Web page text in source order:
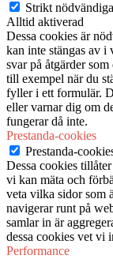
Strikt
Alltid aktiverad
Dessa cookies är
kan inte stängas av i
svar på åtgärder
till exempel när du
fyller i ett formulär.
eller varnar dig om
fungerar då inte.
Prestanda-cookies
Prestanda-
Dessa cookies
vi kan mäta och
veta vilka sidor som
navigerar runt på
samlar in är
dessa cookies vet vi
Performance